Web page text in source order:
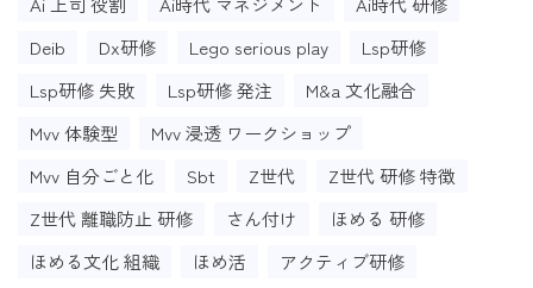
Deib
Dx研修 Lego serious play
Lsp研修
Lsp研修 失敗
Lsp研修 発注
M&a 文化融合
Mvv 体験型
Mvv 浸透 ワークショップ
Mvv 自分ごと化
Sbt Z世代
Z世代 研修 特徴
Z世代 離職防止 研修
さん付け
ほめる 研修
ほめる文化 組織
ほめ活
アクティブ研修